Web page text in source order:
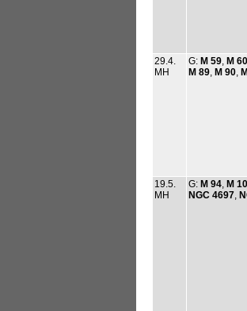
29.4.
MH
G: M 59 M 60
M 89 M 90
19.5.
MH
G: M 94 M
NGC 4697